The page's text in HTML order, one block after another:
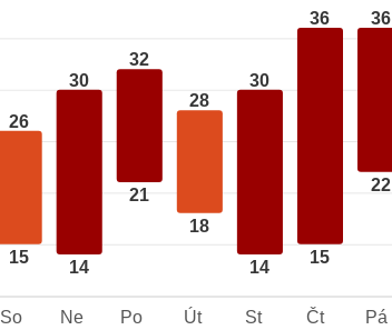
26
15
30
14
32
21
28
18
30
14
36
15
36
22
So Ne Po Út St Čt Pá